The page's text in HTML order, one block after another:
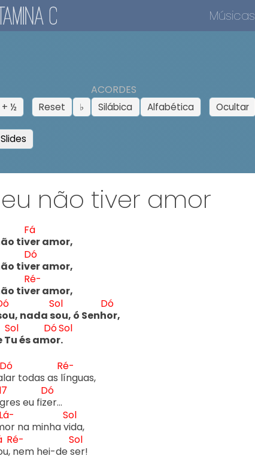
Músicas
+ ½ Reset ♭
ACORDES
Silábica Alfabética Ocultar
não tiver amor
tiv
Fá
er amor,
tiv
Dó
er amor,
tiv
Ré-
er amor,
ou, nada s
Sol
ou, ó Senh
Dó
or,
T
Sol
u és am
Dó
or.
Sol
Dó
ar todas as l
Ré-
eu fiz
Dó
er…
Lá-
or na minha v
Sol
ida,
Ré-
nem hei-de s
Sol
er!